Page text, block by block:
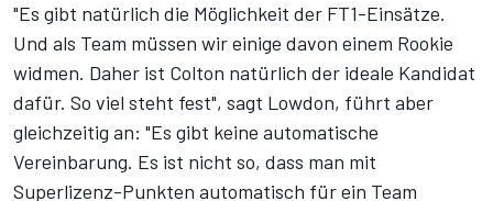
"Es gibt natürlich die Möglichkeit der FT1-Einsätze.
Und als Team müssen wir einige davon einem Rookie
widmen. Daher ist Colton natürlich der ideale Kandidat
dafür. So viel steht fest", sagt Lowdon, führt aber
gleichzeitig an: "Es gibt keine automatische
Vereinbarung. Es ist nicht so, dass man mit
Superlizenz-Punkten automatisch für ein Team